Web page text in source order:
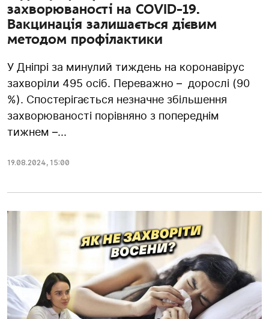
захворюваності на COVID-19.
Вакцинація залишається дієвим
методом профілактики
У Дніпрі за минулий тиждень на коронавірус
захворіли 495 осіб. Переважно – дорослі (90
%). Спостерігається незначне збільшення
захворюваності порівняно з попереднім
тижнем –...
19.08.2024, 15:00